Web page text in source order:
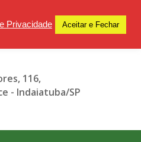
116,
- Indaiatuba/SP
Privacidade Aceitar e Fechar